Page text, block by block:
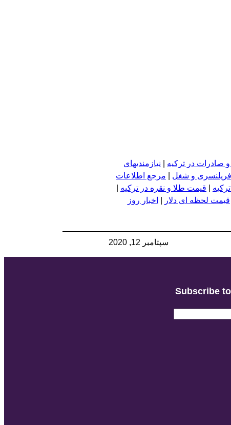
صادرات در ترکیه
نیازمندیهای
فریلنسری و شغل
مرجع اطلاعات
قیمت طلا و نقره در ترکیه
قیمت لحظه ای دلار
اخبار روز
سپتامبر 12, 2020
Subscribe